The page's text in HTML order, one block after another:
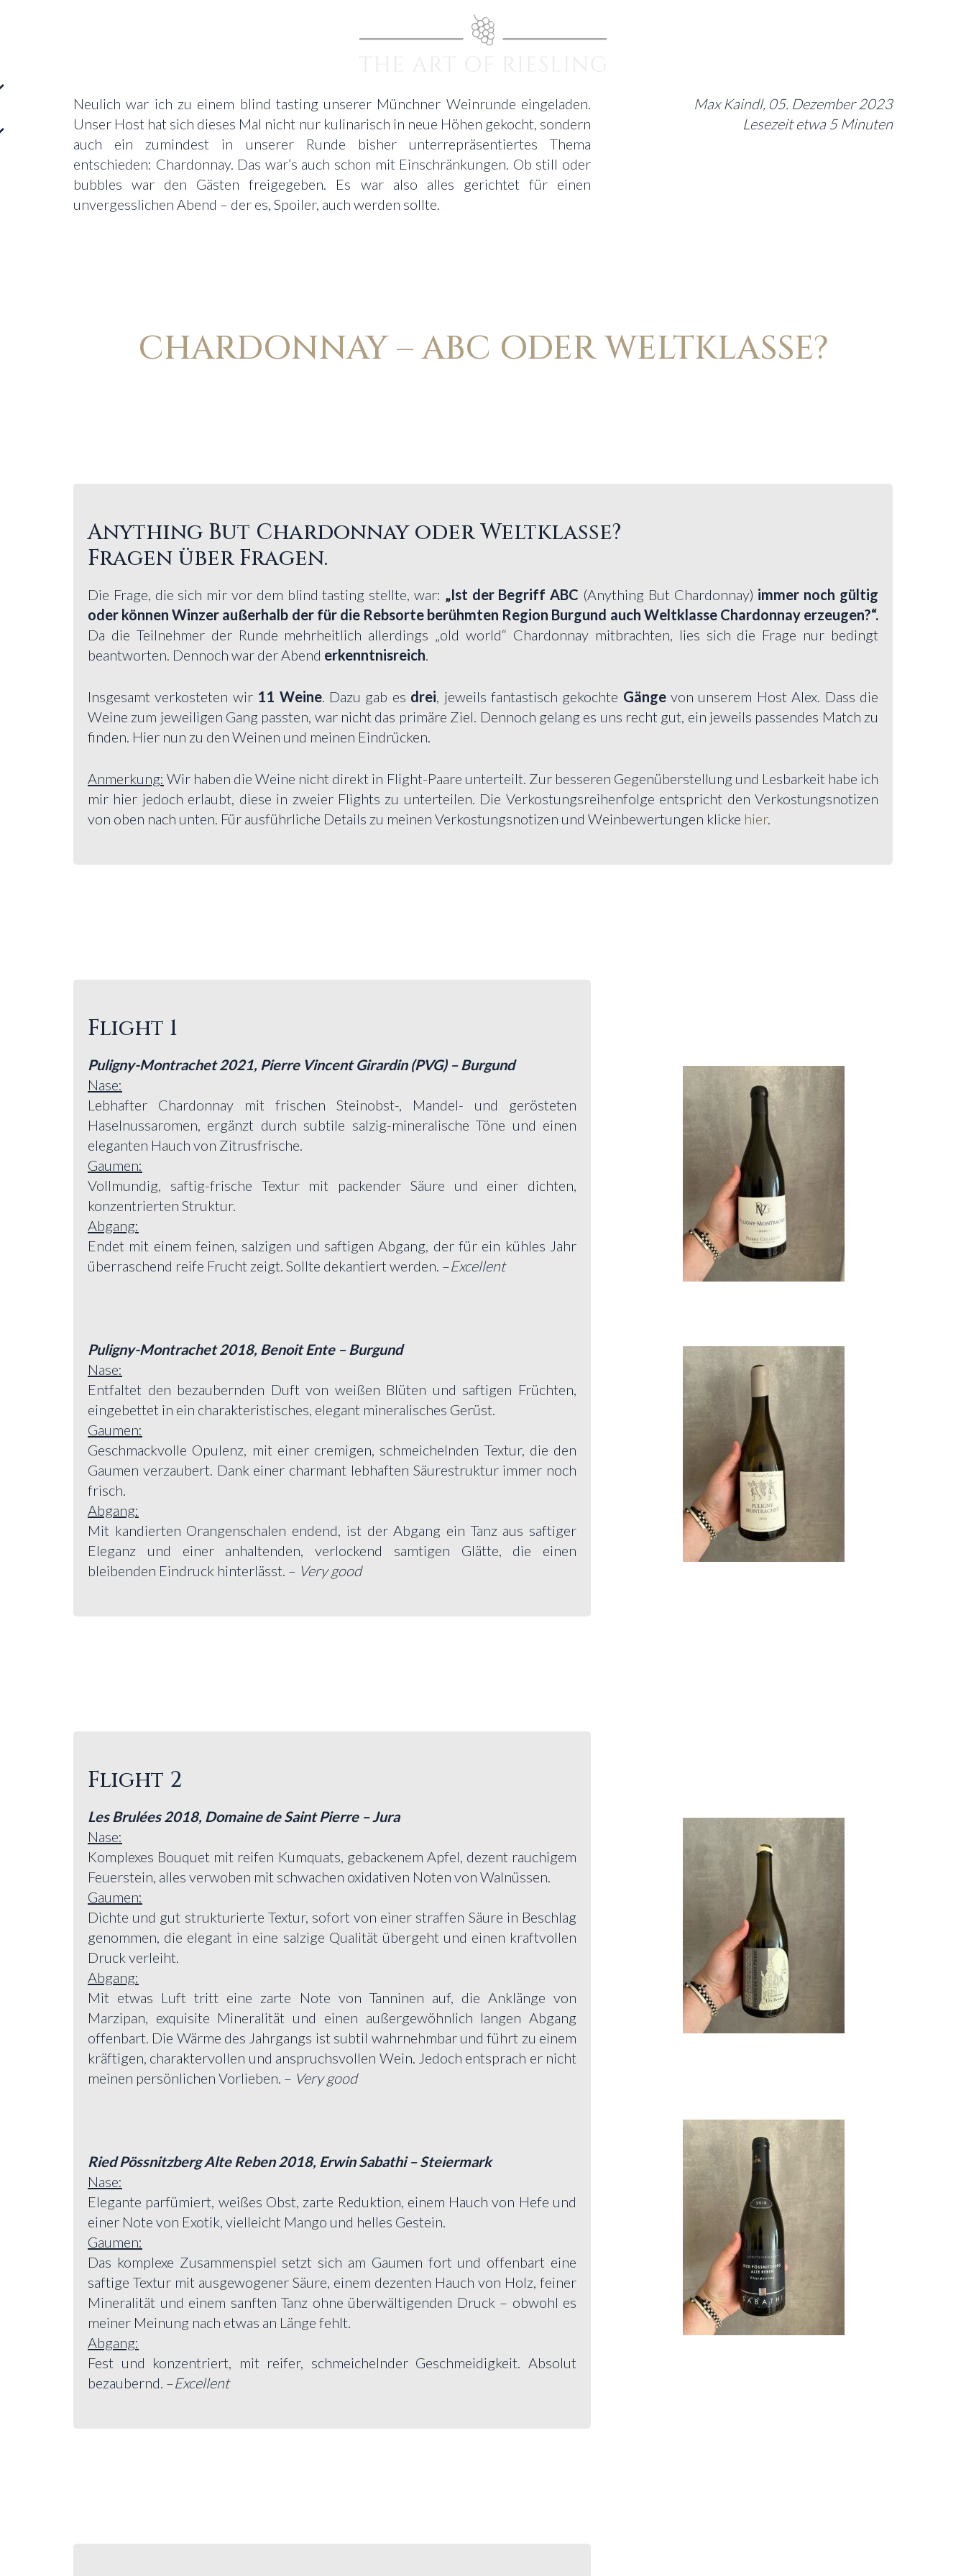
Neulich war ich zu einem blind tasting unserer Münchner Weinrunde eingeladen.
Unser Host hat sich dieses Mal nicht nur kulinarisch in neue Höhen gekocht, sondern
auch ein zumindest in unserer Runde bisher unterrepräsentiertes Thema
entschieden: Chardonnay. Das war’s auch schon mit Einschränkungen. Ob still oder
bubbles war den Gästen freigegeben. Es war also alles gerichtet für einen
unvergesslichen Abend – der es, Spoiler, auch werden sollte.
Max Kaindl, 05. Dezember 2023
Lesezeit etwa 5 Minuten
CHARDONNAY – ABC ODER WELTKLASSE?
Anything But Chardonnay oder Weltklasse?
Fragen über Fragen.
Die Frage, die sich mir vor dem blind tasting stellte, war: „Ist der Begriff ABC (Anything But Chardonnay) immer noch gültig
oder können Winzer außerhalb der für die Rebsorte berühmten Region Burgund auch Weltklasse Chardonnay erzeugen?“.
Da die Teilnehmer der Runde mehrheitlich allerdings „old world“ Chardonnay mitbrachten, lies sich die Frage nur bedingt
beantworten. Dennoch war der Abend erkenntnisreich.
Insgesamt verkosteten wir 11 Weine. Dazu gab es drei, jeweils fantastisch gekochte Gängevon unserem Host Alex. Dass die
Weine zum jeweiligen Gang passten, war nicht das primäre Ziel. Dennoch gelang es uns recht gut, ein jeweils passendes Match zu
finden. Hier nun zu den Weinen und meinen Eindrücken.
Anmerkung: Wir haben die Weine nicht direkt in Flight-Paare unterteilt. Zur besseren Gegenüberstellung und Lesbarkeit habe ich
mir hier jedoch erlaubt, diese in zweier Flights zu unterteilen. Die Verkostungsreihenfolge entspricht den Verkostungsnotizen
von oben nach unten. Für ausführliche Details zu meinen Verkostungsnotizen und Weinbewertungen klicke hier.
Flight 1
Puligny-Montrachet 2021, Pierre Vincent Girardin (PVG) – Burgund
Nase:
Lebhafter Chardonnay mit frischen Steinobst-, Mandel- und gerösteten
Haselnussaromen, ergänzt durch subtile salzig-mineralische Töne und einen
eleganten Hauch von Zitrusfrische.
Gaumen:
Vollmundig, saftig-frische Textur mit packender Säure und einer dichten,
konzentrierten Struktur.
Abgang:
Endet mit einem feinen, salzigen und saftigen Abgang, der für ein kühles Jahr
überraschend reife Frucht zeigt. Sollte dekantiert werden. –Excellent
Puligny-Montrachet 2018, Benoit Ente – Burgund
Nase:
Entfaltet den bezaubernden Duft von weißen Blüten und saftigen Früchten,
eingebettet in ein charakteristisches, elegant mineralisches Gerüst.
Gaumen:
Geschmackvolle Opulenz, mit einer cremigen, schmeichelnden Textur, die den
Gaumen verzaubert. Dank einer charmant lebhaften Säurestruktur immer noch
frisch.
Abgang:
Mit kandierten Orangenschalen endend, ist der Abgang ein Tanz aus saftiger
Eleganz und einer anhaltenden, verlockend samtigen Glätte, die einen
bleibenden Eindruck hinterlässt. – Very good
Flight 2
Les Brulées 2018, Domaine de Saint Pierre – Jura
Nase:
Komplexes Bouquet mit reifen Kumquats, gebackenem Apfel, dezent rauchigem
Feuerstein, alles verwoben mit schwachen oxidativen Noten von Walnüssen.
Gaumen:
Dichte und gut strukturierte Textur, sofort von einer straffen Säure in Beschlag
genommen, die elegant in eine salzige Qualität übergeht und einen kraftvollen
Druck verleiht.
Abgang:
Mit etwas Luft tritt eine zarte Note von Tanninen auf, die Anklänge von
Marzipan, exquisite Mineralität und einen außergewöhnlich langen Abgang
offenbart. Die Wärme des Jahrgangs ist subtil wahrnehmbar und führt zu einem
kräftigen, charaktervollen und anspruchsvollen Wein. Jedoch entsprach er nicht
meinen persönlichen Vorlieben. – Very good
Ried Pössnitzberg Alte Reben 2018, Erwin Sabathi – Steiermark
Nase:
Elegante parfümiert, weißes Obst, zarte Reduktion, einem Hauch von Hefe und
einer Note von Exotik, vielleicht Mango und helles Gestein.
Gaumen:
Das komplexe Zusammenspiel setzt sich am Gaumen fort und offenbart eine
saftige Textur mit ausgewogener Säure, einem dezenten Hauch von Holz, feiner
Mineralität und einem sanften Tanz ohne überwältigenden Druck – obwohl es
meiner Meinung nach etwas an Länge fehlt.
Abgang:
Fest und konzentriert, mit reifer, schmeichelnder Geschmeidigkeit. Absolut
bezaubernd. –Excellent